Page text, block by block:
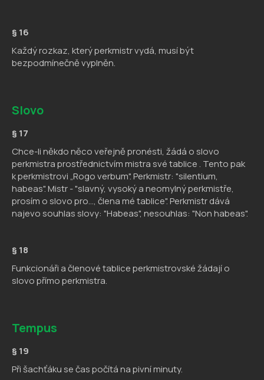
§ 16
Každý rozkaz, který perkmistr vydá, musí být
bezpodmínečně vyplněn.
Slovo
§ 17
Chce-li někdo něco veřejně pronésti, žádá o slovo
perkmistra prostřednictvím mistra své tablice . Tento pak
k perkmistrovi „Rogo verbum". Perkmistr: "silentium,
habeas". Mistr - "slavný, vysoký a neomylný perkmistře,
prosím o slovo pro..., člena mé tablice". Perkmistr dává
najevo souhlas slovy: "Habeas", nesouhlas: "Non habeas".
§ 18
Funkcionáři a členové tablice perkmistrovské žádají o
slovo přímo perkmistra.
Tempus
§ 19
Při šachťáku se čas počítá na pivní minuty.